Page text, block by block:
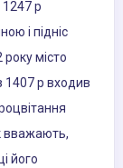
1247 р
і підніс
місто
1407 р входив
вважають,
його